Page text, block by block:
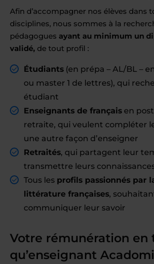
Afin d’accompagner nos élèves dans
disciplines, nous sommes à la
pédagogues ayant au minimum un
validé, de tout profil :
Étudiants (en prépa – AL/BL –
ou master 1 de lettres), qui
étudiant
Enseignants de français en
retraite, qui veulent compléter
une autre façon d’enseigner
Retraités, qui partagent leur
transmettre leurs
Tous les profils passionnés par
littérature françaises,
communiquer leur savoir
Votre rémunération en
qu’enseignant